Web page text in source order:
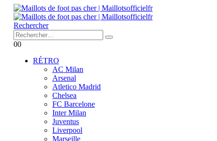
Rechercher
00
RÉTRO
AC Milan
Arsenal
Atletico Madrid
Chelsea
FC Barcelone
Inter Milan
Juventus
Liverpool
Marseille